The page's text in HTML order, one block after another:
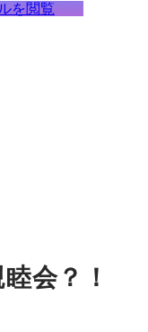
を閲覧
会？！